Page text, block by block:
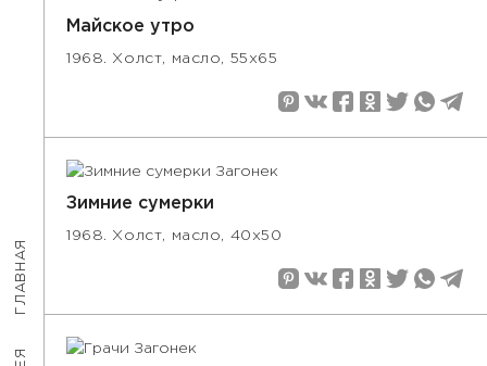
ГЛАВНАЯ
Майское утро
1968. Холст, масло, 55х65
Зимние сумерки
1968. Холст, масло, 40х50